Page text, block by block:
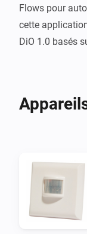
Flows pour
cette
DiO 1.0 basés